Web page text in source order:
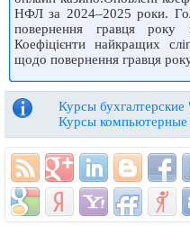
НФЛ за 2024–2025 роки.
повернення гравця
Коефіцієнти найкращих
щодо повернення гравця
Курсы
Курсы